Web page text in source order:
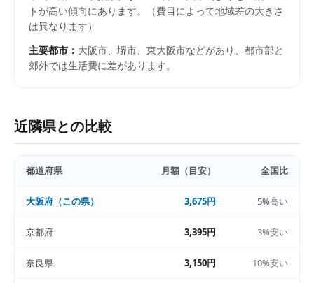
トが高い傾向にあります。
（費目によって地域差の大きさ
は異なります）
主要都市： 大阪市、堺市、東大阪市などがあり、都市部と
郊外では生活費に差があります。
近隣県との比較
都道府県 月額（目安） 全国比
大阪府 （この県） 3,675円 5%高い
京都府 3,395円 3%安い
奈良県 3,150円 10%安い